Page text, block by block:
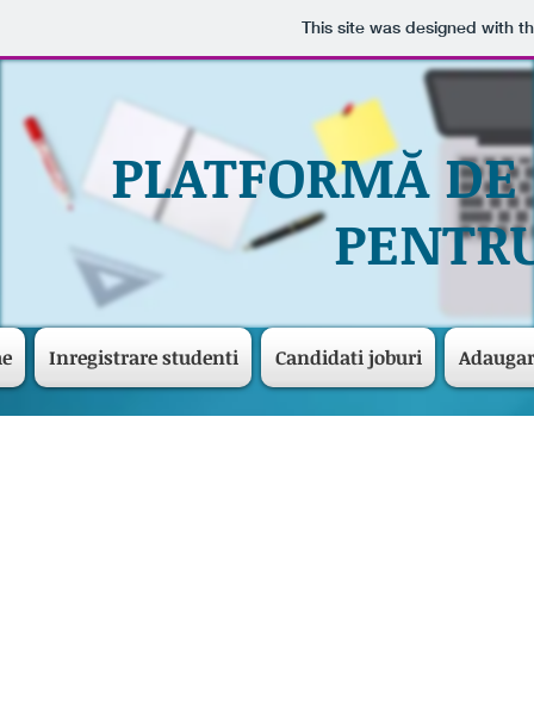
This site was designed with
PLATFORMĂ
Inregistrare studenti Candidati joburi